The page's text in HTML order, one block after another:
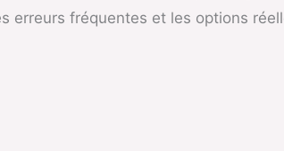
erreurs fréquentes et les options